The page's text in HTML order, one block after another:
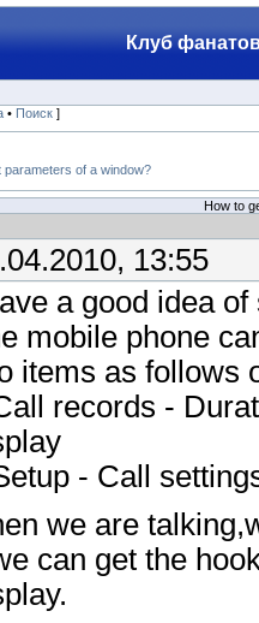
Клуб
• Поиск ]
parameters of a window?
How to
13:55
a good idea
mobile phone
items as follows
records -
- Call
we are
can get the